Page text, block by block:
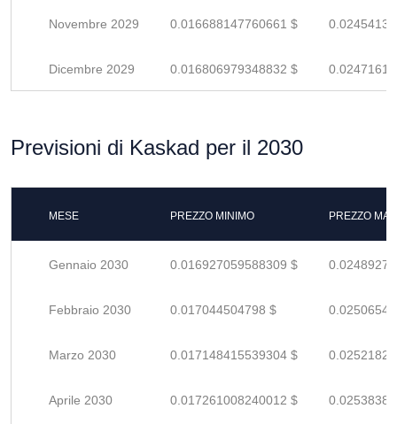
Novembre 2029 0.016688147760661 $
Dicembre 2029 0.016806979348832 $
Previsioni di Kaskad per il 2030
MESE PREZZO MINIMO PREZZO
Gennaio 2030 0.016927059588309 $
Febbraio 2030 0.017044504798 $
Marzo 2030 0.017148415539304 $
Aprile 2030 0.017261008240012 $